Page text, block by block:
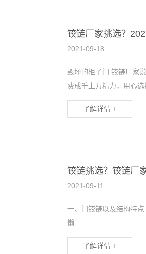
铰链厂家挑选？
2021-09-18
毁坏的柜子门 铰链厂家
费成千上万精力，用心
了解详情 +
铰链挑选？铰链厂
2021-09-11
一、门铰链以及结构特
懶...
了解详情 +